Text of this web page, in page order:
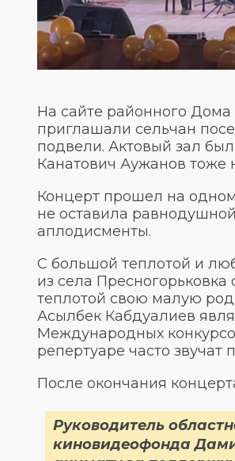
На сайте районного Дома
приглашали сельчан
подвели. Актовый зал
Канатович Аужанов тоже
Концерт прошел на
не оставила
аплодисменты.
С большой теплотой и
из села
теплотой свою малую
Асылбек Кабдуалиев
Международных
репертуаре часто звучат
После окончания
Руководитель
киновидеофонда